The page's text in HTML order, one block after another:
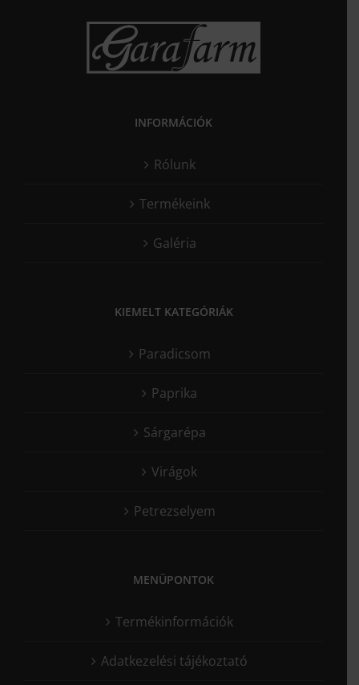
INFORMÁCIÓK
Rólunk
Termékeink
Galéria
KIEMELT KATEGÓRIÁK
Paradicsom
Paprika
Sárgarépa
Virágok
Petrezselyem
MENÜPONTOK
Termékinformációk
Adatkezelési tájékoztató